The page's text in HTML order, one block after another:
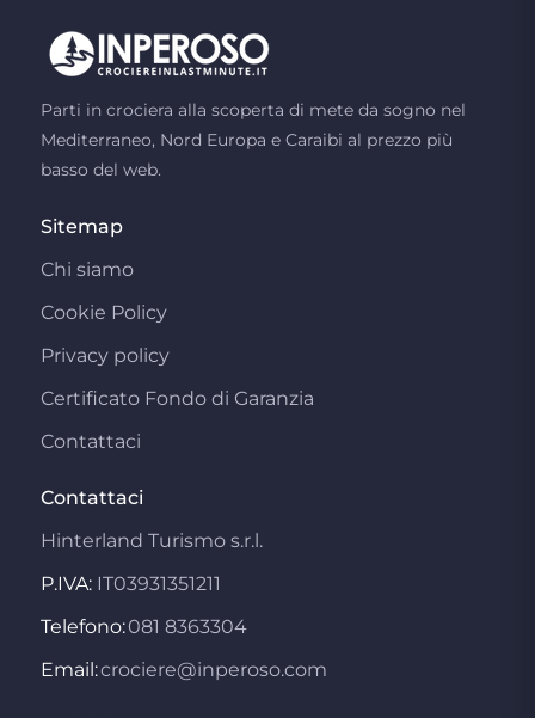
Parti in crociera alla scoperta di mete da sogno nel
Mediterraneo, Nord Europa e Caraibi al prezzo più
basso del web.
Sitemap
Chi siamo
Cookie Policy
Privacy policy
Certificato Fondo di Garanzia
Contattaci
Contattaci
Hinterland Turismo s.r.l.
P.IVA: IT03931351211
Telefono:081 8363304
Email:crociere@inperoso.com